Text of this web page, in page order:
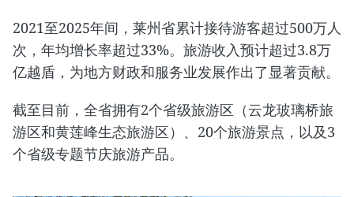
2021至2025年间，莱州省累计接待游客超过500万人
次，年均增长率超过33%。旅游收入预计超过3.8万
亿越盾，为地方财政和服务业发展作出了显著贡献。
截至目前，全省拥有2个省级旅游区（云龙玻璃桥旅
游区和黄莲峰生态旅游区）、20个旅游景点，以及3
个省级专题节庆旅游产品。